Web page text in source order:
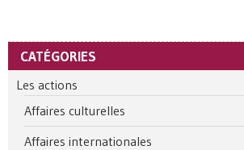
CATÉGORIES
Les actions
Affaires culturelles
Affaires internationales